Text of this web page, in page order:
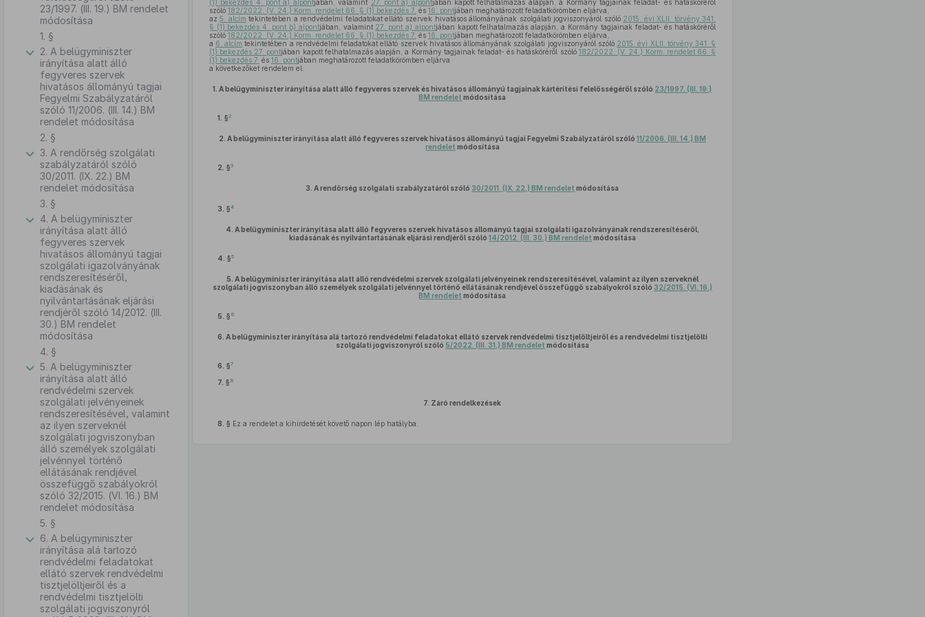
23/1997. (III. 19.) BM rendelet
módosítása
1. §
2. A belügyminiszter
irányítása alatt álló
fegyveres szervek
hivatásos állományú tagjai
Fegyelmi Szabályzatáról
szóló 11/2006. (III. 14.) BM
rendelet módosítása
2. §
3. A rendőrség szolgálati
szabályzatáról szóló
30/2011. (IX. 22.) BM
rendelet módosítása
3. §
4. A belügyminiszter
irányítása alatt álló
fegyveres szervek
hivatásos állományú tagjai
szolgálati igazolványának
rendszeresítéséről,
kiadásának és
nyilvántartásának eljárási
rendjéről szóló 14/2012. (III.
30.) BM rendelet
módosítása
4. §
5. A belügyminiszter
irányítása alatt álló
rendvédelmi szervek
szolgálati jelvényeinek
rendszeresítésével, valamint
az ilyen szerveknél
szolgálati jogviszonyban
álló személyek szolgálati
jelvénnyel történő
ellátásának rendjével
összefüggő szabályokról
szóló 32/2015. (VI. 16.) BM
rendelet módosítása
5. §
6. A belügyminiszter
irányítása alá tartozó
rendvédelmi feladatokat
ellátó szervek rendvédelmi
tisztjelöltjeiről és a
rendvédelmi tisztjelölti
szolgálati jogviszonyról
(1) bekezdés 4. pont a) alpontjában, valamint 27. pont a) alpontjában kapott felhatalmazás alapján, a Kormány tagjainak feladat- és hatásköréről
szóló 182/2022. (V. 24.) Korm. rendelet 66. § (1) bekezdés 7. és 16. pontjában meghatározott feladatkörömben eljárva,
az5. alcím tekintetében a rendvédelmi feladatokat ellátó szervek hivatásos állományának szolgálati jogviszonyáról szóló 2015. évi XLII. törvény 341.
§ (1) bekezdés 4. pont b) alpontjában, valamint 27. pont a) alpontjában kapott felhatalmazás alapján, a Kormány tagjainak feladat- és hatásköréről
szóló 182/2022. (V. 24.) Korm. rendelet 66. § (1) bekezdés 7. és 16. pontjában meghatározott feladatkörömben eljárva,
a 6. alcím tekintetében a rendvédelmi feladatokat ellátó szervek hivatásos állományának szolgálati jogviszonyáról szóló 2015. évi XLII. törvény 341. §
(1) bekezdés 27. pontjában kapott felhatalmazás alapján, a Kormány tagjainak feladat- és hatásköréről szóló 182/2022. (V. 24.) Korm. rendelet 66. §
(1) bekezdés 7. és 16. pontjában meghatározott feladatkörömben eljárva
a következőket rendelem el:
1. A belügyminiszter irányítása alatt álló fegyveres szervek és hivatásos állományú tagjainak kártérítési felelősségéről szóló 23/1997. (III. 19.)
BM rendelet módosítása
1. §2
2. A belügyminiszter irányítása alatt álló fegyveres szervek hivatásos állományú tagjai Fegyelmi Szabályzatáról szóló 11/2006. (III. 14.) BM
rendelet módosítása
2. §3
3. A rendőrség szolgálati szabályzatáról szóló 30/2011. (IX. 22.) BM rendelet módosítása
3. §4
4. A belügyminiszter irányítása alatt álló fegyveres szervek hivatásos állományú tagjai szolgálati igazolványának rendszeresítéséről,
kiadásának és nyilvántartásának eljárási rendjéről szóló 14/2012. (III. 30.) BM rendelet módosítása
4. §5
5. A belügyminiszter irányítása alatt álló rendvédelmi szervek szolgálati jelvényeinek rendszeresítésével, valamint az ilyen szerveknél
szolgálati jogviszonyban álló személyek szolgálati jelvénnyel történő ellátásának rendjével összefüggő szabályokról szóló 32/2015. (VI. 16.)
BM rendelet módosítása
5. § 6
6. A belügyminiszter irányítása alá tartozó rendvédelmi feladatokat ellátó szervek rendvédelmi tisztjelöltjeiről és a rendvédelmi tisztjelölti
szolgálati jogviszonyról szóló 5/2022. (III. 31.) BM rendelet módosítása
6. §7
7. § 8
7. Záró rendelkezések
8. § Ez a rendelet a kihirdetését követő napon lép hatályba.